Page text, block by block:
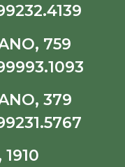
759
379